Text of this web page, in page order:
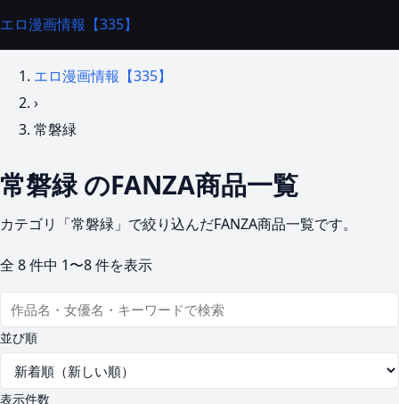
エロ漫画情報【335】
エロ漫画情報【335】
›
常磐緑
常磐緑 のFANZA商品一覧
カテゴリ「常磐緑」で絞り込んだFANZA商品一覧です。
全 8件中 1〜8件を表示
並び順
表示件数